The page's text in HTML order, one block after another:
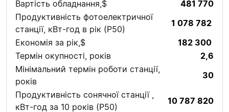
Вартість обладнання,$
481 770
Продуктивність фотоелектричної
станції, кВт-год в рік (P50)
1 078 782
Економія за рік,$
182 300
Термін окупності, років
2,6
Мінімальний термін роботи станції,
років
30
Продуктивність сонячної станції ,
кВт-год за 10 років (P50)
10 787 820